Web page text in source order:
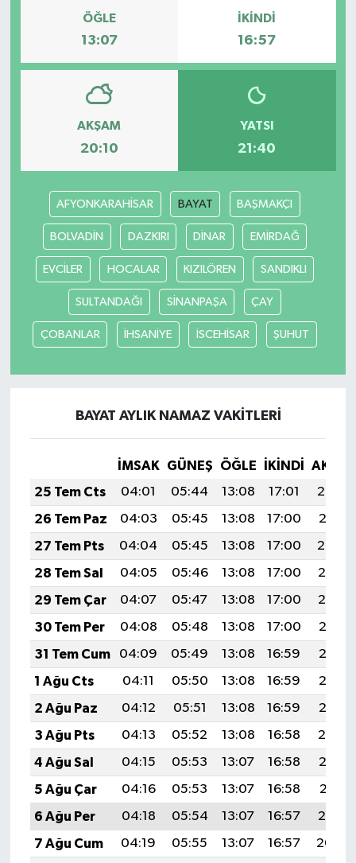
ÖĞLE
13:07
İKINDI
16:57
AKŞAM
20:10
YATSI
21:40
AFYONKARAHİSAR BAYAT BAŞMAKÇI
BOLVADİN DAZKIRI DİNAR EMİRDAĞ
EVCİLER HOCALAR KIZILÖREN SANDIKLI
SULTANDAĞI SİNANPAŞA ÇAY
ÇOBANLAR İHSANİYE İSCEHİSAR ŞUHUT
BAYAT AYLIK NAMAZ VAKITLERI
İMSAK GÜNEŞ ÖĞLE İKINDI
25 Tem Cts
04:01 05:44 13:08 17:01
20:22
26 Tem Paz
04:03 05:45 13:08 17:00
20:21
27 Tem Pts
04:04 05:45 13:08 17:00
20:20
28 Tem Sal
04:05 05:46 13:08 17:00
20:19
29 Tem Çar
04:07 05:47 13:08 17:00
20:19
30 Tem Per
04:08 05:48 13:08 17:00
20:18
31 Tem Cum
04:09 05:49 13:08 16:59
20:17
1 Ağu Cts
04:11 05:50 13:08 16:59
20:16
2 Ağu Paz
04:12 05:51 13:08 16:59
20:15
3 Ağu Pts
04:13 05:52 13:08 16:58
20:14
4 Ağu Sal
04:15 05:53 13:07 16:58
20:13
5 Ağu Çar
04:16 05:53 13:07 16:58
20:11
6 Ağu Per
04:18 05:54 13:07 16:57
20:10
7 Ağu Cum
04:19 05:55 13:07 16:57
20:09